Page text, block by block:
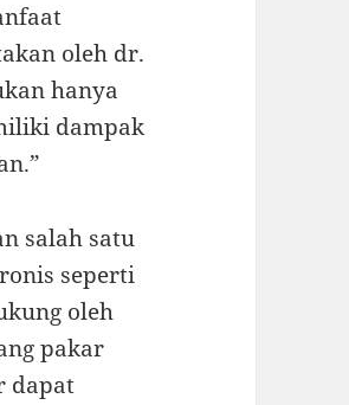
oleh dr.
hanya
dampak
salah satu
seperti
oleh
pakar
dapat